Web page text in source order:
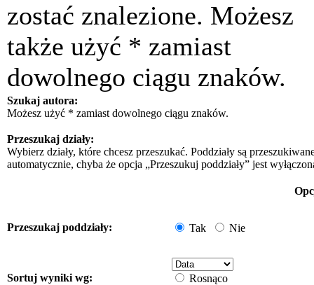
zostać znalezione. Możesz
także użyć * zamiast
dowolnego ciągu znaków.
Szukaj autora:
Możesz użyć * zamiast dowolnego ciągu znaków.
Przeszukaj działy:
Wybierz działy, które chcesz przeszukać. Poddziały są
automatycznie, chyba że opcja „Przeszukuj poddziały” jest
Przeszukaj poddziały: Tak Nie
Sortuj wyniki wg:
Rosnąco